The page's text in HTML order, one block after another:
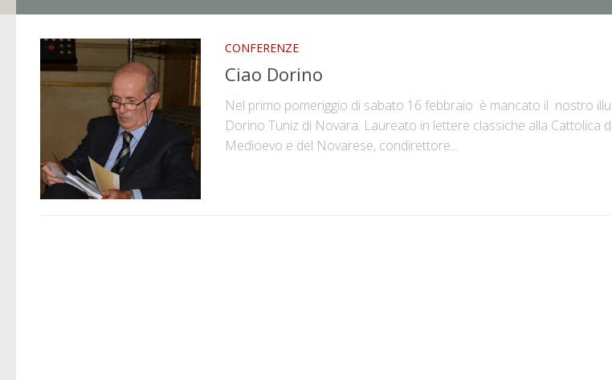
CONFERENZE
Ciao Dorino
Nel primo pomeriggio di sabato 16 febbraio è mancato il nostro
Dorino Tuniz di Novara. Laureato in lettere classiche alla Cattolica
Medioevo e del Novarese, condirettore...